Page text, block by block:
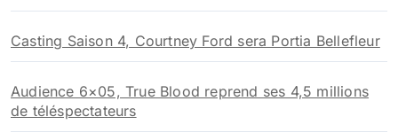
Casting Saison 4, Courtney Ford sera Portia Bellefleur
Audience 6×05, True Blood reprend ses 4,5 millions
de téléspectateurs